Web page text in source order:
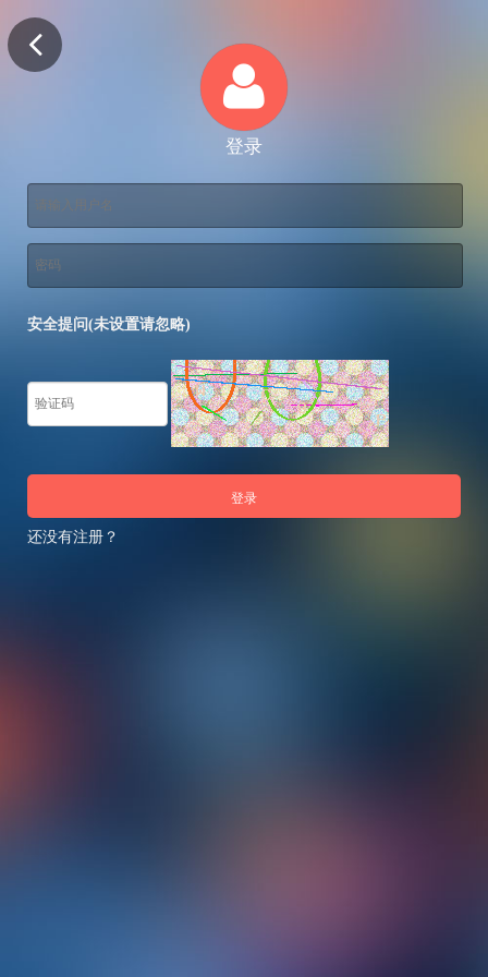
登录
安全提问(未设置请忽略)
登录
还没有注册？